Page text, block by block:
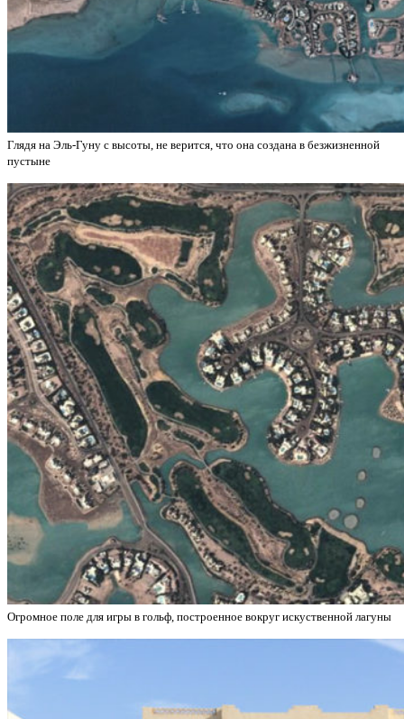
Глядя на Эль-Гуну с высоты, не верится, что она создана в безжизненной
пустыне
Огромное поле для игры в гольф, построенное вокруг искуственной лагуны